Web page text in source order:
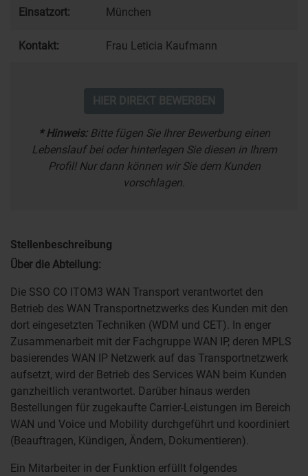
Stellenbeschreibung
Über die Abteilung:
Die SSO CO ITOM3 WAN Transport verantwortet den
Betrieb des WAN Transportnetzwerks des Kunden mit den
dort eingesetzten Techniken (WDM und CET). In enger
Zusammenarbeit mit der Fachgruppe WAN IP, deren MPLS
basierendes WAN IP Netzwerk auf das Transportnetzwerk
aufsetzt, wird der Betrieb des Services WAN beim Kunden
ganzheitlich verantwortet. Darüber hinaus werden
Bestellungen für zugekaufte Carrier-Leistungen im Bereich
WAN und Voice und Mobility durchgeführt und koordiniert
(Beauftragen, Kündigen, Ändern, Dokumentieren).
Ein Mitarbeiter in der Funktion erfüllt folgendes
Einsatzort: München
Kontakt: Frau Leticia Kaufmann
HIER DIREKT BEWERBEN
* Hinweis:Bitte fügen Sie Ihrer Bewerbung einen
Lebenslauf bei oder hinterlegen Sie diesen in Ihrem
Profil! Nur dann können wir Sie dem Kunden
vorschlagen.